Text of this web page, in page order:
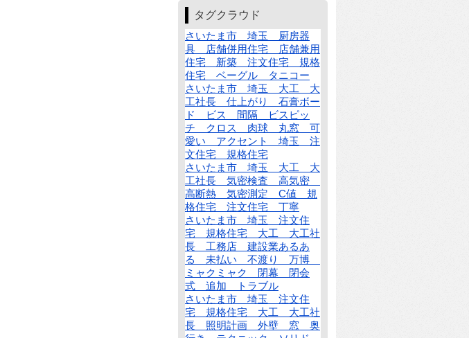
タグクラウド
さいたま市 埼玉 厨房器
具 店舗併用住宅 店舗兼用
住宅 新築 注文住宅 規格
住宅 ベーグル タニコー
さいたま市 埼玉 大工 大
工社長 仕上がり 石膏ボー
ド ビス 間隔 ビスピッ
チ クロス 肉球 丸窓 可
愛い アクセント 埼玉 注
文住宅 規格住宅
さいたま市 埼玉 大工 大
工社長 気密検査 高気密
高断熱 気密測定 C値 規
格住宅 注文住宅 丁寧
さいたま市 埼玉 注文住
宅 規格住宅 大工 大工社
長 工務店 建設業あるあ
る 未払い 不渡り 万博
ミャクミャク 閉幕 閉会
式 追加 トラブル
さいたま市 埼玉 注文住
宅 規格住宅 大工 大工社
長 照明計画 外壁 窓 奥